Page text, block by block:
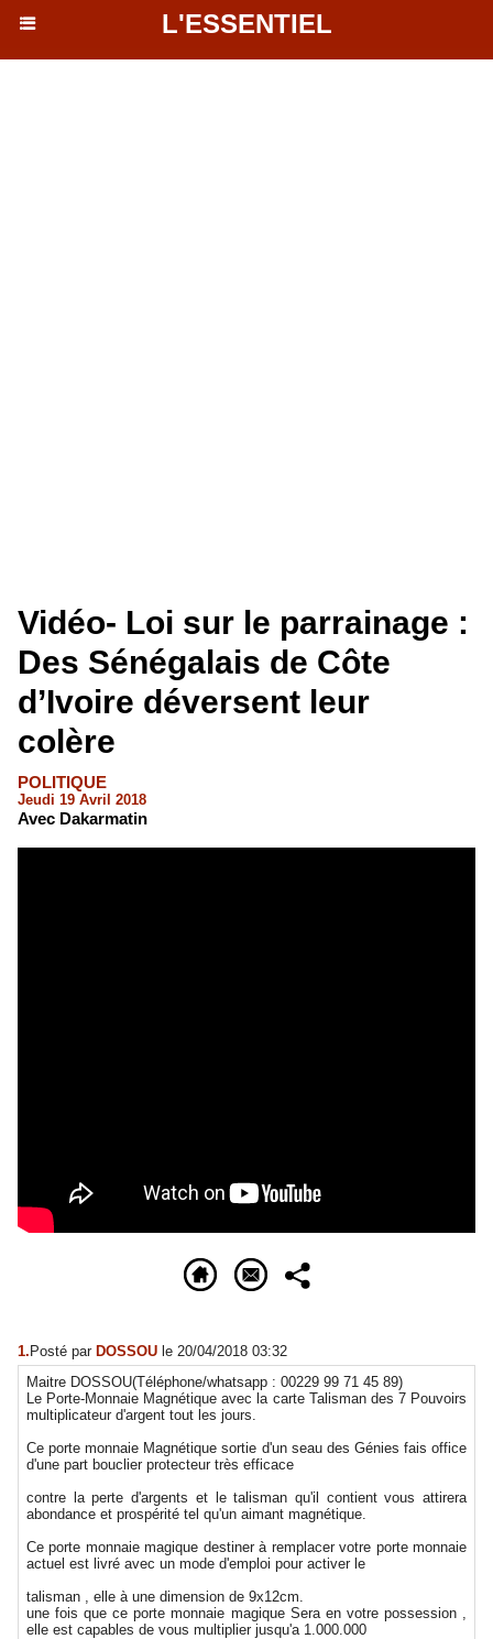
L'ESSENTIEL
Vidéo- Loi sur le parrainage :
Des Sénégalais de Côte
d’Ivoire déversent leur
colère
POLITIQUE
Jeudi 19 Avril 2018
Avec Dakarmatin
1. Posté par DOSSOU le 20/04/2018 03:32
Maitre DOSSOU(Téléphone/whatsapp : 00229 99 71 45 89)
Le Porte-Monnaie Magnétique avec la carte Talisman des 7 Pouvoirs
multiplicateur d'argent tout les jours.
Ce porte monnaie Magnétique sortie d'un seau des Génies fais office
d'une part bouclier protecteur très efficace
contre la perte d'argents et le talisman qu'il contient vous attirera
abondance et prospérité tel qu'un aimant magnétique.
Ce porte monnaie magique destiner à remplacer votre porte monnaie
actuel est livré avec un mode d'emploi pour activer le
talisman , elle à une dimension de 9x12cm.
une fois que ce porte monnaie magique Sera en votre possession ,
elle est capables de vous multiplier jusqu'a 1.000.000